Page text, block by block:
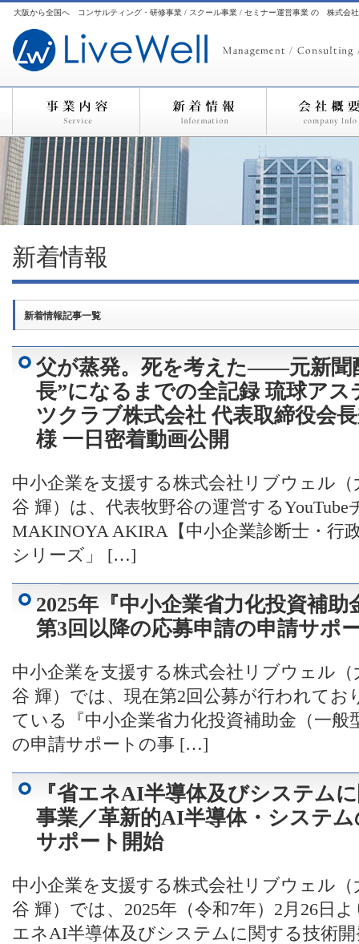
大阪から全国へ コンサルティング・研修事業 / スクール事業 / セミナー運営事業 の 株式会
新着情報
新着情報記事一覧
父が蒸発。死を考えた——元新聞
長”になるまでの全記録 琉球アス
ツクラブ株式会社 代表取締役会
様 一日密着動画公開
中小企業を支援する株式会社リブウェル
谷 輝）は、代表牧野谷の運営する
MAKINOYA AKIRA【中小企業診断士・行
シリーズ」 […]
2025年『中小企業省力化投資補助
第3回以降の応募申請の申請サポ
中小企業を支援する株式会社リブウェル
谷 輝）では、現在第2回公募が行われてお
ている『中小企業省力化投資補助金（一般
の申請サポートの事 […]
『省エネAI半導体及びシステム
事業／革新的AI半導体・システ
サポート開始
中小企業を支援する株式会社リブウェル
谷 輝）では、2025年（令和7年）2月26日
エネAI半導体及びシステムに関する技術